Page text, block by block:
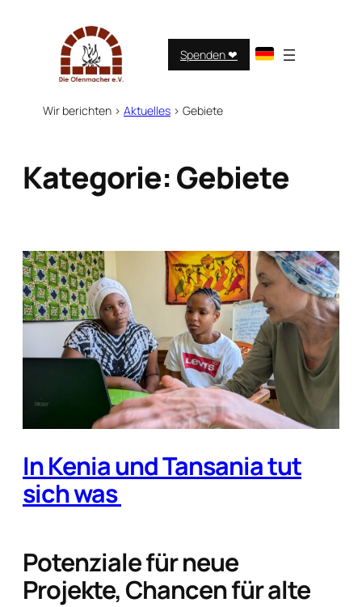
Spenden ❤︎
Wir berichten > Aktuelles > Gebiete
Kategorie:Gebiete
In Kenia und Tansania tut
sich was
Potenziale für neue
Projekte, Chancen für alte